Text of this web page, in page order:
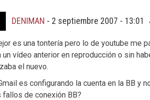
DENIMAN - 2 septiembre 2007 - 13:01
es una tontería pero lo de youtube me
un vídeo anterior en reproducción o sin
el nuevo.
es configurando la cuenta en la BB y
fallos de conexión BB?